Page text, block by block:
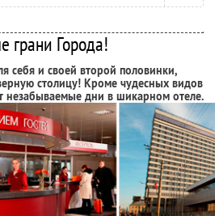
грани Города!
себя и своей второй половинки,
столицу! Кроме чудесных видов
незабываемые дни в шикарном отеле.